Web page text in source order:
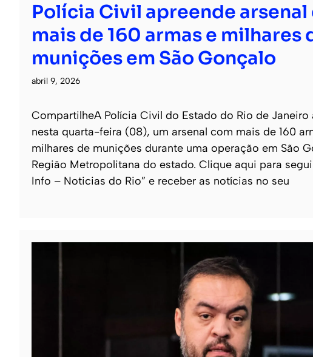
Polícia Civil apreende arsenal
mais de 160 armas e milhares
munições em São Gonçalo
abril 9, 2026
CompartilheA Polícia Civil do Estado do Rio de Janeiro
nesta quarta-feira (08), um arsenal com mais de 160
milhares de munições durante uma operação em São
Região Metropolitana do estado. Clique aqui para
Info – Noticias do Rio” e receber as notícias no seu